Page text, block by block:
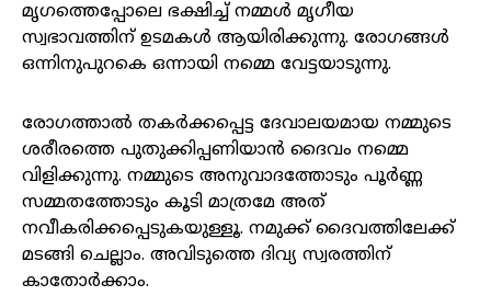
മൃഗത്തെപ്പോലെ ഭക്ഷിച്ച് നമ്മൾ മൃഗീയ
സ്വഭാവത്തിന് ഉടമകൾ ആയിരിക്കുന്നു. രോഗങ്ങൾ
ഒന്നിനുപുറകെ ഒന്നായി നമ്മെ വേട്ടയാടുന്നു.
രോഗത്താൽ തകർക്കപ്പെട്ട ദേവാലയമായ നമ്മുടെ
ശരീരത്തെ പുതുക്കിപ്പണിയാൻ ദൈവം നമ്മെ
വിളിക്കുന്നു. നമ്മുടെ അനുവാദത്തോടും പൂർണ്ണ
സമ്മതത്തോടും കൂടി മാത്രമേ അത്
നവീകരിക്കപ്പെടുകയുള്ളൂ. നമുക്ക് ദൈവത്തിലേക്ക്
മടങ്ങി ചെല്ലാം. അവിടുത്തെ ദിവ്യ സ്വരത്തിന്
കാതോർക്കാം.